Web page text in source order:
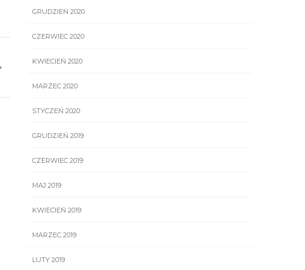
GRUDZIEŃ 2020
CZERWIEC 2020
KWIECIEŃ 2020
MARZEC 2020
STYCZEŃ 2020
GRUDZIEŃ 2019
CZERWIEC 2019
MAJ 2019
KWIECIEŃ 2019
MARZEC 2019
LUTY 2019